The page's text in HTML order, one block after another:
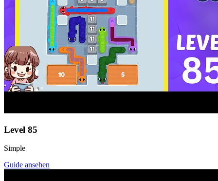
Level 85
Simple
Guide ansehen